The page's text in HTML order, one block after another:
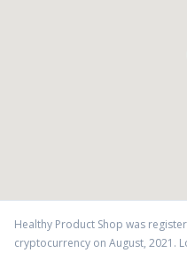
Healthy Product Shop was
cryptocurrency on August, 2021 .